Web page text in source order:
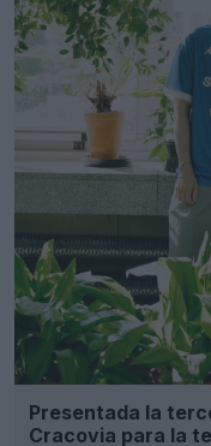
Presentada la
Cracovia para la